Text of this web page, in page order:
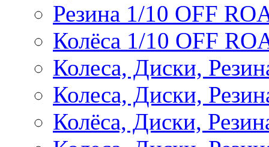
Резина 1/10 OFF
Колёса 1/10 OFF
Колеса, Диски,
Колеса, Диски,
Колёса, Диски,